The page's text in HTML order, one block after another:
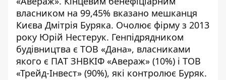
власником на 99,45% вказано мешканця
Києва Дмітрія Буряка. Очолює фірму з 2013
року Юрій Нестерук. Генпідрядником
будівництва є ТОВ «Дана», власниками
якого є ПАТ ЗНВКІФ «Авераж» (10%) і ТОВ
«Трейд-Інвест» (90%), які контролює Буряк.